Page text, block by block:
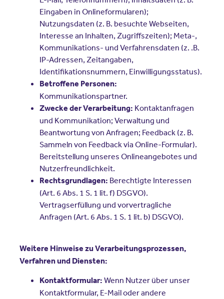
Eingaben in Onlineformularen);
Nutzungsdaten (z. B. besuchte Webseiten,
Interesse an Inhalten, Zugriffszeiten); Meta-,
Kommunikations- und Verfahrensdaten (z. .B.
IP-Adressen, Zeitangaben,
Identifikationsnummern, Einwilligungsstatus).
Betroffene Personen:
Kommunikationspartner.
Zwecke der Verarbeitung: Kontaktanfragen
und Kommunikation; Verwaltung und
Beantwortung von Anfragen; Feedback (z. B.
Sammeln von Feedback via Online-Formular).
Bereitstellung unseres Onlineangebotes und
Nutzerfreundlichkeit.
Rechtsgrundlagen: Berechtigte Interessen
(Art. 6 Abs. 1 S. 1 lit. f) DSGVO).
Vertragserfüllung und vorvertragliche
Anfragen (Art. 6 Abs. 1 S. 1 lit. b) DSGVO).
Weitere Hinweise zu Verarbeitungsprozessen,
Verfahren und Diensten:
Kontaktformular: Wenn Nutzer über unser
Kontaktformular, E-Mail oder andere